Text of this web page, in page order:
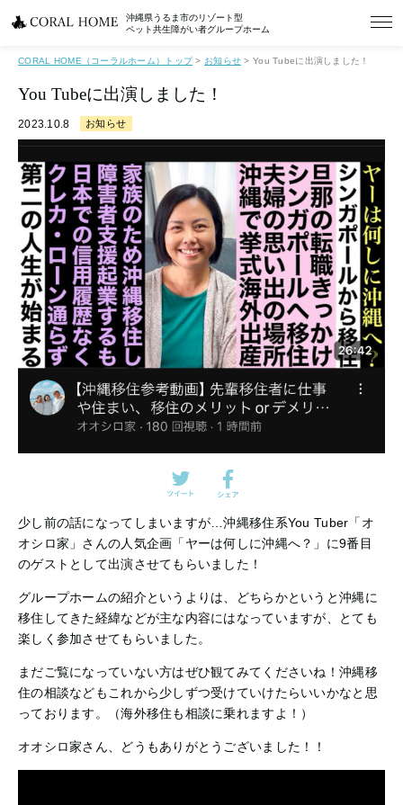
沖縄県うるま市のリゾート型
ペット共生障がい者グループホーム
CORAL HOME（コーラルホーム）トップ> お知らせ > You Tubeに出演しました！
You Tubeに出演しました！
2023.10.8 お知らせ
少し前の話になってしまいますが…沖縄移住系You Tuber「オ
オシロ家」さんの人気企画「ヤーは何しに沖縄へ？」に9番目
のゲストとして出演させてもらいました！
グループホームの紹介というよりは、どちらかというと沖縄に
移住してきた経緯などが主な内容にはなっていますが、とても
楽しく参加させてもらいました。
まだご覧になっていない方はぜひ観てみてくださいね！沖縄移
住の相談などもこれから少しずつ受けていけたらいいかなと思
っております。（海外移住も相談に乗れますよ！）
オオシロ家さん、どうもありがとうございました！！